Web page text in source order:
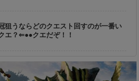
狙うならどのクエスト回すのが一番い
エ？⇐●●クエだぞ！！